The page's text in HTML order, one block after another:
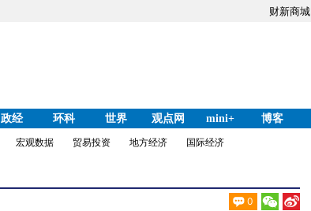
财新商城
政经 环科 世界 观点网 mini+ 博客
宏观数据 贸易投资 地方经济 国际经济
0